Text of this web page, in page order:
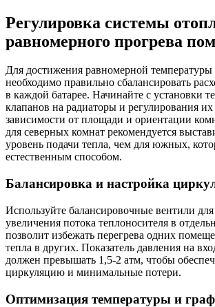
Регулировка системы
равномерного прогрева
Для достижения равномерной температуры
необходимо правильно сбалансировать
в каждой батарее. Начинайте с установки
клапанов на радиаторы и регулирования их
зависимости от площади и ориентации
для северных комнат рекомендуется
уровень подачи тепла, чем для южных,
естественным способом.
Балансировка и настройка
Используйте балансировочные вентили
увеличения потока теплоносителя в
позволит избежать перегрева одних
тепла в других. Показатель давления на
должен превышать 1,5-2 атм, чтобы
циркуляцию и минимальные потери.
Оптимизация температуры и